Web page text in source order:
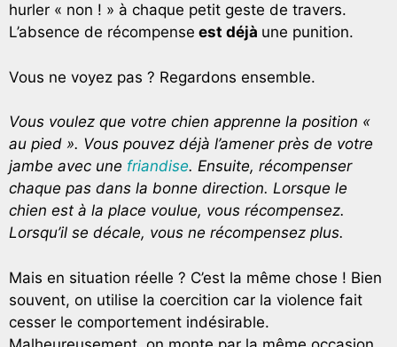
hurler « non ! » à chaque petit geste de travers.
L’absence de récompense est déjà une punition.
Vous ne voyez pas ? Regardons ensemble.
Vous voulez que votre chien apprenne la position «
au pied ». Vous pouvez déjà l’amener près de votre
jambe avec une friandise. Ensuite, récompenser
chaque pas dans la bonne direction. Lorsque le
chien est à la place voulue, vous récompensez.
Lorsqu’il se décale, vous ne récompensez plus.
Mais en situation réelle ? C’est la même chose ! Bien
souvent, on utilise la coercition car la violence fait
cesser le comportement indésirable.